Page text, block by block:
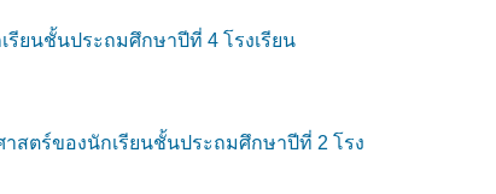
ยนชั้นประถมศึกษาปีที่ 4 โรงเรียน
ตร์ของนักเรียนชั้นประถมศึกษาปีที่ 2 โรง